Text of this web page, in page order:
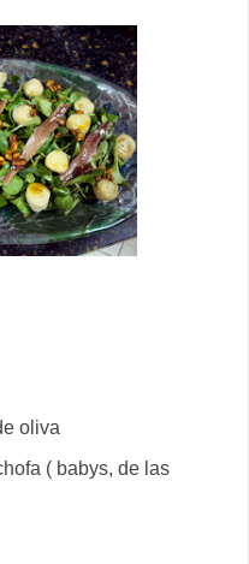
oliva
( babys, de las